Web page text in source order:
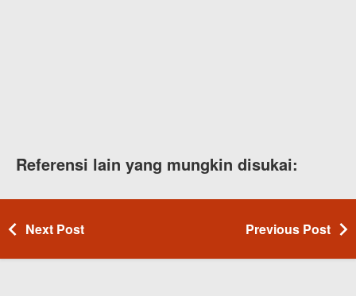
Referensi lain yang mungkin disukai:
Next Post Previous Post